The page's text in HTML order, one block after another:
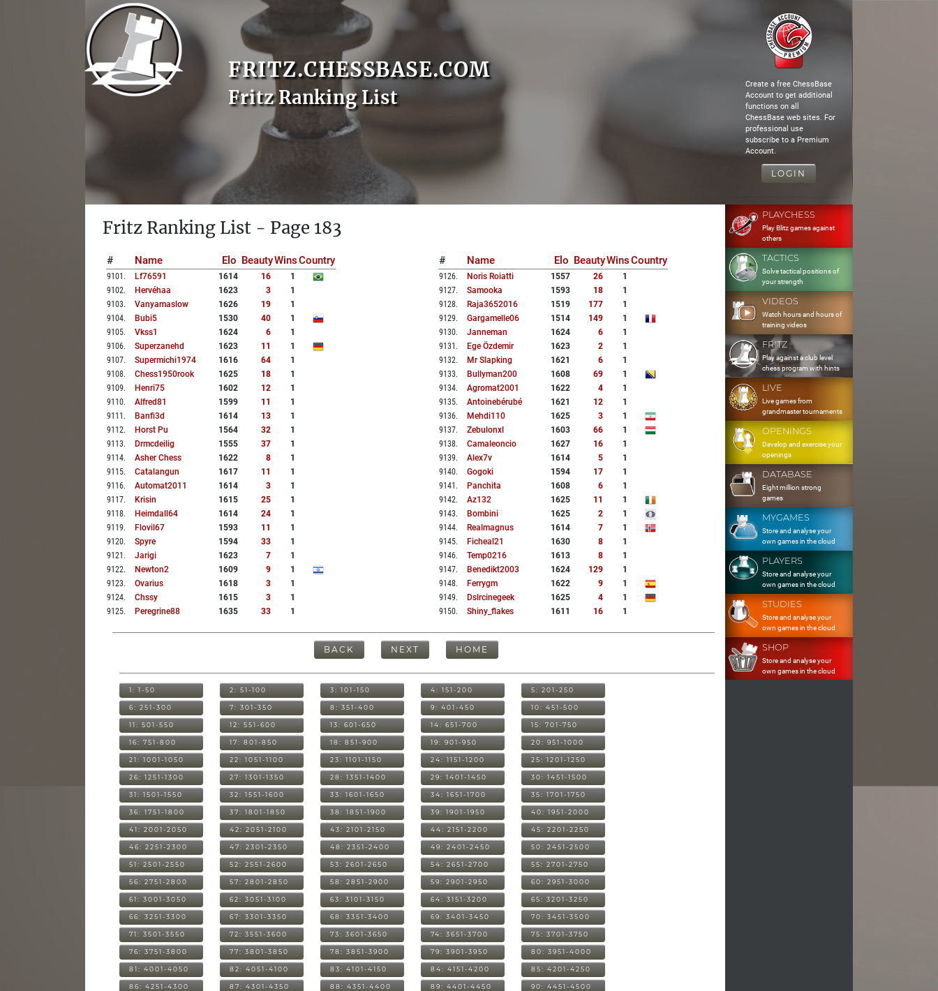
FRITZ.CHESSBASE.COM
Fritz Ranking List
Create a free ChessBase
Account to get additional
functions on all
ChessBase web sites. For
professional use
subscribe to a Premium
Account.
LOGIN
Fritz Ranking List - Page 183
# Name Elo BeautyWinsCountry
9101 . Lf76591 1614 16
1
9102. Hervéhaa 1623 3
1
9103. Vanyamaslow 1626 19
1
9104. Bubi5 1530 40
1
9105. Vkss1 1624 6
1
9106. Superzanehd 1623 11
1
9107. Supermichi1974 1616 64
1
9108. Chess1950rook 1625 18
1
9109. Henri75 1602 12
1
9110. Alfred81 1599 11
1
9111 . Banfi3d 1614 13
1
9112. Horst Pu 1564 32
1
9113. Drmcdeilig 1555 37
1
9114. Asher Chess 1622 8
1
9115. Catalangun 1617 11
1
9116. Automat2011 1614 3
1
9117. Krisin 1615 25
1
9118. Heimdall64 1614 24
1
9119. Flovil67 1593 11
1
9120. Spyre 1594 33
1
9121 . Jarigi 1623 7
1
9122. Newton2 1609 9
1
9123. Ovarius 1618 3
1
9124. Chssy 1615 3
1
9125. Peregrine88 1635 33 1
# Name Elo BeautyWinsCountry
9126. Noris Roiatti 1557 26
1
9127. Samooka 1593 18
1
9128. Raja3652016 1519 177
1
9129. Gargamelle06 1514 149
1
9130. Janneman 1624 6
1
9131 . Ege Özdemir 1623 2
1
9132. Mr Slapking 1621 6
1
9133. Bullyman200 1608 69
1
9134. Agromat2001 1622 4
1
9135. Antoinebérubé 1621 12
1
9136. Mehdi110 1625 3
1
9137. Zebulonxl 1603 66
1
9138. Camaleoncio 1627 16
1
9139. Alex7v 1614 5
1
9140. Gogoki 1594 17
1
9141 . Panchita 1608 6
1
9142. Az132 1625 11
1
9143. Bombini 1625 2
1
9144. Realmagnus 1614 7
1
9145. Ficheal21 1630 8
1
9146. Temp0216 1613 8
1
9147. Benedikt2003 1624 129
1
9148. Ferrygm 1622 9
1
9149. Dslrcinegeek 1625 4
1
9150. Shiny_flakes 1611 16 1
BACK NEXT HOME
1: 1-50 2: 51-100 3: 101-150 4: 151-200 5: 201-250
6: 251-300 7: 301-350 8: 351-400 9: 401-450 10: 451-500
11: 501-550 12: 551-600 13: 601-650 14: 651-700 15: 701-750
16: 751-800 17: 801-850 18: 851-900 19: 901-950 20: 951-1000
21: 1001-1050 22: 1051-1100 23: 1101-1150 24: 1151-1200 25: 1201-1250
26: 1251-1300 27: 1301-1350 28: 1351-1400 29: 1401-1450 30: 1451-1500
31: 1501-1550 32: 1551-1600 33: 1601-1650 34: 1651-1700 35: 1701-1750
36: 1751-1800 37: 1801-1850 38: 1851-1900 39: 1901-1950 40: 1951-2000
41: 2001-2050 42: 2051-2100 43: 2101-2150 44: 2151-2200 45: 2201-2250
46: 2251-2300 47: 2301-2350 48: 2351-2400 49: 2401-2450 50: 2451-2500
51: 2501-2550 52: 2551-2600 53: 2601-2650 54: 2651-2700 55: 2701-2750
56: 2751-2800 57: 2801-2850 58: 2851-2900 59: 2901-2950 60: 2951-3000
61: 3001-3050 62: 3051-3100 63: 3101-3150 64: 3151-3200 65: 3201-3250
66: 3251-3300 67: 3301-3350 68: 3351-3400 69: 3401-3450 70: 3451-3500
71: 3501-3550 72: 3551-3600 73: 3601-3650 74: 3651-3700 75: 3701-3750
76: 3751-3800 77: 3801-3850 78: 3851-3900 79: 3901-3950 80: 3951-4000
81: 4001-4050 82: 4051-4100 83: 4101-4150 84: 4151-4200 85: 4201-4250
86: 4251-4300 87: 4301-4350 88: 4351-4400 89: 4401-4450 90: 4451-4500
PLAYCHESS
Play Blitz games against
others
TACTICS
Solve tactical positions of
your strength
VIDEOS
Watch hours and hours of
training videos
FRITZ
Play against a club level
chess program with hints
LIVE
Live games from
grandmaster tournaments
OPENINGS
Develop and exercise your
openings
DATABASE
Eight million strong
games
MYGAMES
Store and analyse your
own games in the cloud
PLAYERS
Store and analyse your
own games in the cloud
STUDIES
Store and analyse your
own games in the cloud
SHOP
Store and analyse your
own games in the cloud